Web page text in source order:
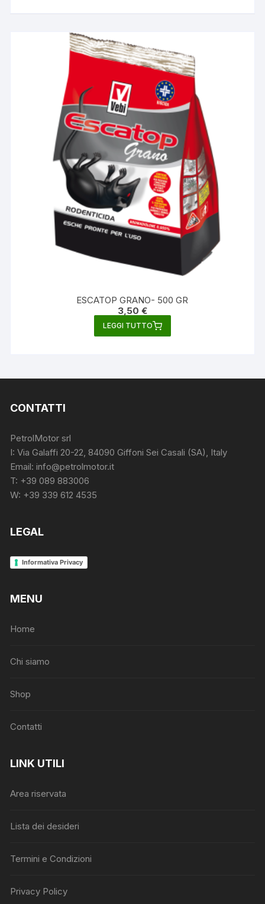
ESCATOP GRANO- 500 GR
3,50 €
LEGGI TUTTO
CONTATTI
PetrolMotor srl
I: Via Galaffi 20-22, 84090 Giffoni Sei Casali (SA), Italy
Email: info@petrolmotor.it
T: +39 089 883006
W: +39 339 612 4535
LEGAL
Informativa Privacy
MENU
Home
Chi siamo
Shop
Contatti
LINK UTILI
Area riservata
Lista dei desideri
Termini e Condizioni
Privacy Policy